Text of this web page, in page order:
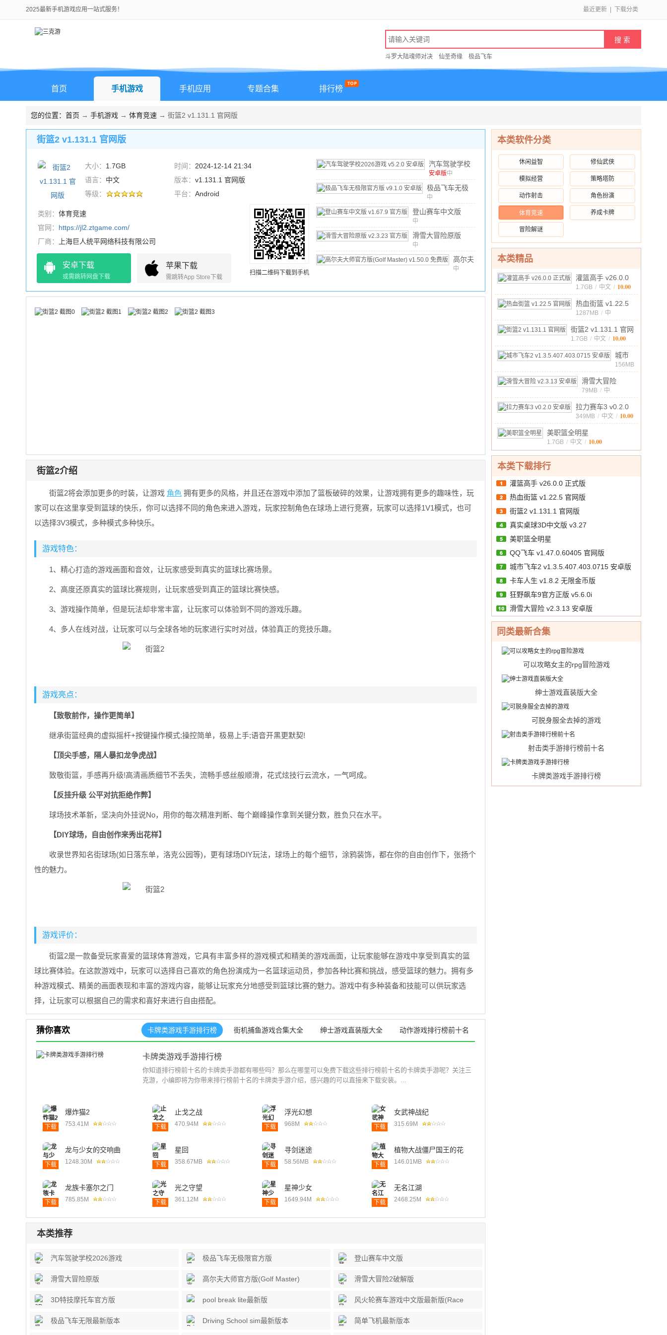
2025最新手机游戏应用一站式服务！ 最近更新 下载分类
斗罗大陆魂师对决 仙圣奇缘 极品飞车
首页 手机游戏 手机应用 专题合集 排行榜
您的位置： 首页 → 手机游戏 → 体育竞速 → 街篮2 v1.131.1 官网版
街篮2 v1.131.1 官网版
大小： 1.7GB 时间： 2024-12-14 21:34
语言： 中文 版本： v1.131.1 官网版
等级：
平台： Android
类别： 体育竞速
官网： https://jl2.ztgame.com/
厂商：
上海巨人统平网络科技有限公司
安卓下载
或需跳转网盘下载
苹果下载
需跳转App Store下载
汽车驾驶学校
2026游戏
v5.2.0 安卓
版
安卓版中
文 / 1.69G / 10.00
极品飞车无极
限官方版
v9.1.0 安卓版
中
文 / 140.07M / 10.00
登山赛车中文版
v1.67.9 官方版
中
文 / 125.03M / 10.00
滑雪大冒险原版
v2.3.23 官方版
中
文 / 175.61M / 10.00
高尔夫
大师官
Master) v1.50.0
中
10.00
扫描二维码下载到手机
街篮2介绍
街篮2将会添加更多的时装，让游戏 角色 拥有更多的风格，并且还在游戏中添加了篮板破碎的效果，让游戏拥有更多的趣味性，玩
家可以在这里享受到篮球的快乐，你可以选择不同的角色来进入游戏，玩家控制角色在球场上进行竞赛，玩家可以选择1V1模式，也可
以选择3V3模式，多种模式多种快乐。
游戏特色：
1、精心打造的游戏画面和音效，让玩家感受到真实的篮球比赛场景。
2、高度还原真实的篮球比赛规则，让玩家感受到真正的篮球比赛快感。
3、游戏操作简单，但是玩法却非常丰富，让玩家可以体验到不同的游戏乐趣。
4、多人在线对战，让玩家可以与全球各地的玩家进行实时对战，体验真正的竞技乐趣。
游戏亮点：
【致敬前作，操作更简单】
继承街篮经典的虚拟摇杆+按键操作模式;操控简单，极易上手;语音开黑更默契!
【顶尖手感，隔人暴扣龙争虎战】
致敬街篮，手感再升级!高清画质细节不丢失，流畅手感丝般顺滑，花式炫技行云流水，一气呵成。
【反挂升级 公平对抗拒绝作弊】
球场技术革新，坚决向外挂说No，用你的每次精准判断、每个巅峰操作拿到关键分数，胜负只在水平。
【DIY球场，自由创作来秀出花样】
收录世界知名街球场(如日落东单，洛克公园等)，更有球场DIY玩法，球场上的每个细节，涂鸦装饰，都在你的自由创作下，张扬个
性的魅力。
游戏评价：
街篮2是一款备受玩家喜爱的篮球体育游戏，它具有丰富多样的游戏模式和精美的游戏画面，让玩家能够在游戏中享受到真实的篮
球比赛体验。在这款游戏中，玩家可以选择自己喜欢的角色扮演成为一名篮球运动员，参加各种比赛和挑战，感受篮球的魅力。拥有多
种游戏模式、精美的画面表现和丰富的游戏内容，能够让玩家充分地感受到篮球比赛的魅力。游戏中有多种装备和技能可以供玩家选
择，让玩家可以根据自己的需求和喜好来进行自由搭配。
猜你喜欢 卡牌类游戏手游排行榜 街机捕鱼游戏合集大全 绅士游戏直装版大全 动作游戏排行榜前十名
卡牌类游戏手游排行榜
你知道排行榜前十名的卡牌类手游都有哪些吗？那么在哪里可以免费下载这些排行榜前十名的卡牌类手游呢？关注三
克游，小编即将为你带来排行榜前十名的卡牌类手游介绍，感兴趣的可以直接来下载安装。...
下载
爆炸猫2
753.41M 下载
止戈之战
470.94M 下载
浮光幻想
968M 下载
女武神战纪
315.69M
下载
龙与少女的交响曲
1248.30M 下载
星回
358.67MB 下载
寻剑迷途
58.56MB 下载
植物大战僵尸国王的花
园
146.01MB
下载
龙族卡塞尔之门
785.85M 下载
光之守望
361.12M 下载
星神少女
1649.94M 下载
无名江湖
2468.25M
本类推荐
汽车驾驶学校2026游戏 极品飞车无极限官方版 登山赛车中文版
滑雪大冒险原版 高尔夫大师官方版(Golf Master) 滑雪大冒险2破解版
3D特技摩托车官方版 pool break lite最新版 风火轮赛车游戏中文版最新版(Race
Off)
极品飞车无限最新版本 Driving School sim最新版本 简单飞机最新版本
本类软件分类
休闲益智 修仙武侠
模拟经营 策略塔防
动作射击 角色扮演
体育竞速 养成卡牌
冒险解谜
本类精品
灌篮高手 v26.0.0
正式版
1.7GB / 中文 / 10.00
热血街篮 v1.22.5
官网版
1287MB / 中
文 / 10.00
街篮2 v1.131.1 官网
版
1.7GB / 中文 / 10.00
城市
飞车2
安卓
156MB
中
文
滑雪大冒险
v2.3.13 安卓版
79MB / 中
文 / 10.00
拉力赛车3 v0.2.0
安卓版
349MB / 中文 / 10.00
美职篮全明星
1.7GB / 中文 / 10.00
本类下载排行
灌篮高手 v26.0.0 正式版
热血街篮 v1.22.5 官网版
街篮2 v1.131.1 官网版
真实桌球3D中文版 v3.27
美职篮全明星
QQ飞车 v1.47.0.60405 官网版
城市飞车2 v1.3.5.407.403.0715 安卓版
卡车人生 v1.8.2 无限金币版
狂野飙车9官方正版 v5.6.0i
滑雪大冒险 v2.3.13 安卓版
同类最新合集
可以攻略女主的rpg冒险游戏
绅士游戏直装版大全
可脱身服全去掉的游戏
射击类手游排行榜前十名
卡牌类游戏手游排行榜